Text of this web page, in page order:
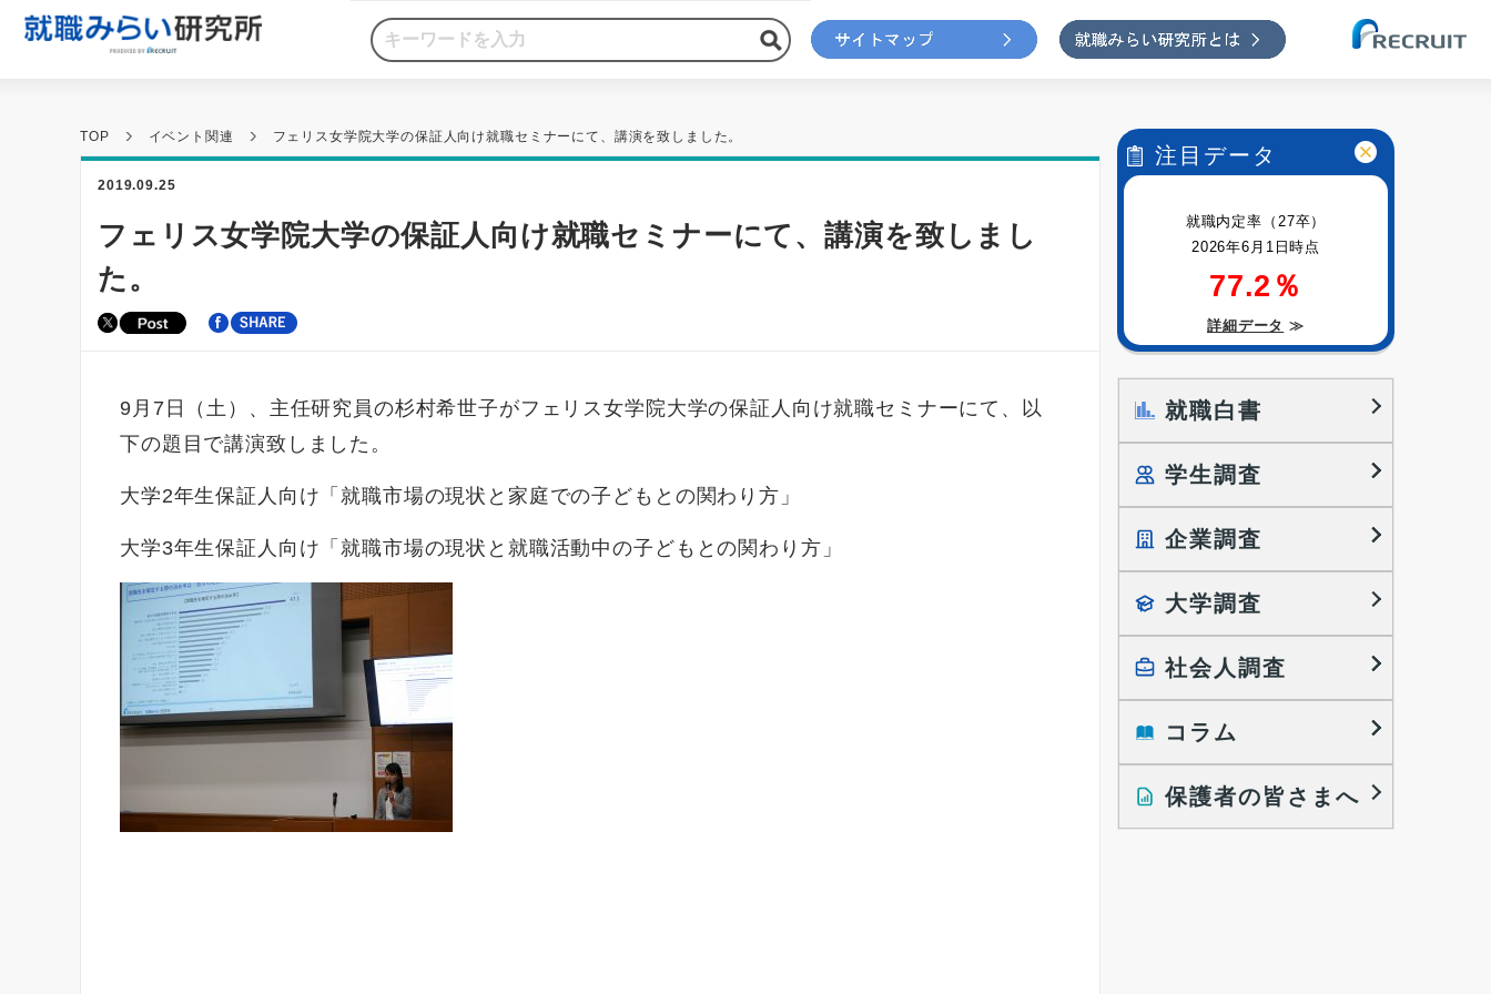
TOP イベント関連 フェリス女学院大学の保証人向け就職セミナーにて、講演を致しました。
2019.09.25
フェリス女学院大学の保証人向け就職セミナーにて、講演を致しまし
た。
9月7日（土）、主任研究員の杉村希世子がフェリス女学院大学の保証人向け就職セミナーにて、以
下の題目で講演致しました。
大学2年生保証人向け「就職市場の現状と家庭での子どもとの関わり方」
大学3年生保証人向け「就職市場の現状と就職活動中の子どもとの関わり方」
注目データ
就職内定率（27卒）
2026年6月1日時点
77.2％
詳細データ ≫
就職白書
学生調査
就職プロセス調査
働きたい組織の特徴
大学生の地域間移動レポート
就職活動に関するレポート
企業調査
採用に関する調査
大学調査
社会人調査
就職活動と入社後の就業
コラム
インタビュー記事
保護者の皆さまへ